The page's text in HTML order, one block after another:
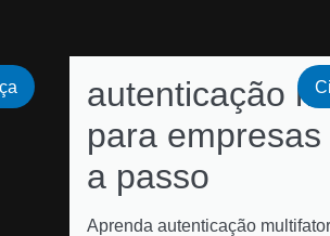
autenticação
para
a passo
Aprenda autenticação